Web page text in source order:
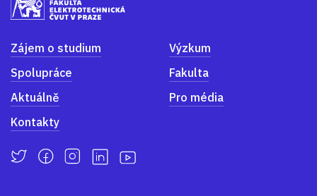
Zájem o studium
Výzkum
Spolupráce
Fakulta
Aktuálně
Pro média
Kontakty